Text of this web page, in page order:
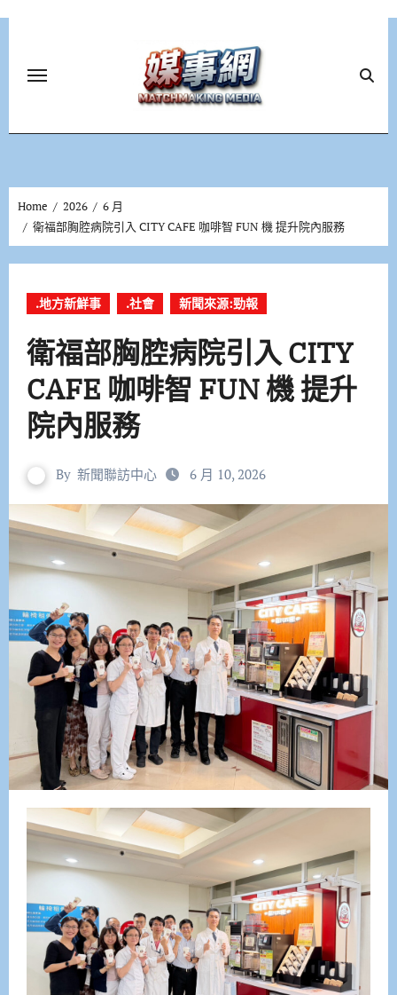
Home 2026
6 月
衛福部胸腔病院引入 CITY CAFE 咖啡智 FUN 機 提升院內服務
.地方新鮮事 .社會 新聞來源:勁報
衛福部胸腔病院引入 CITY
CAFE 咖啡智 FUN 機 提升
院內服務
By 新聞聯訪中心 6 月 10, 2026